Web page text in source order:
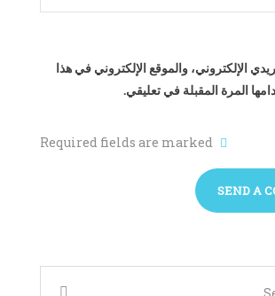
الإلكتروني، والموقع الإلكتروني في هذا
المرة المقبلة في تعليقي.
Required fields are marked